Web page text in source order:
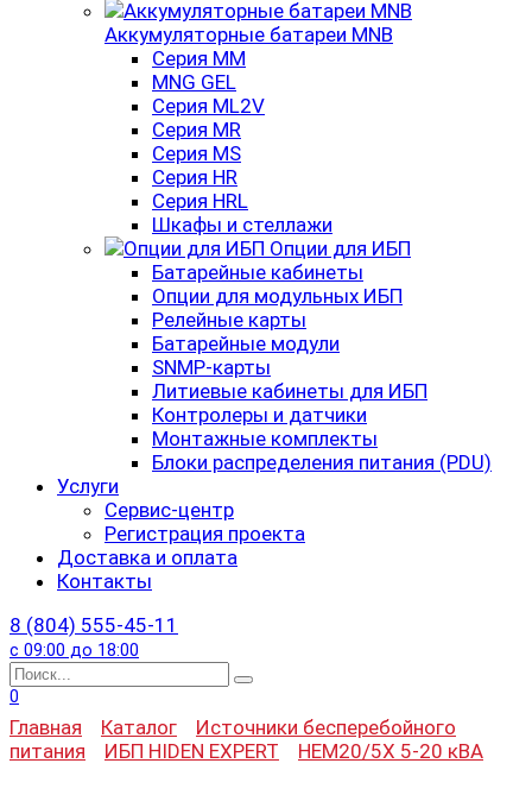
Аккумуляторные батареи MNB
Серия MM
MNG GEL
Серия ML2V
Серия MR
Серия MS
Серия HR
Серия HRL
Шкафы и стеллажи
Опции для ИБП
Батарейные кабинеты
Опции для модульных ИБП
Релейные карты
Батарейные модули
SNMP-карты
Литиевые кабинеты для ИБП
Контролеры и датчики
Монтажные комплекты
Блоки распределения питания (PDU)
Услуги
Сервис-центр
Регистрация проекта
Доставка и оплата
Контакты
8 (804) 555-45-11
с 09:00 до 18:00
Search
for:
0
Главная Каталог
Источники бесперебойного
питания
ИБП HIDEN EXPERT HEM20/5X 5-20 кВА